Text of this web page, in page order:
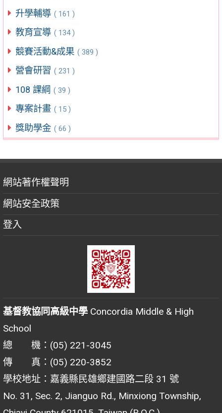
升學輔導 ( 161 )
教育宣導 ( 134 )
競賽活動&成果 ( 389 )
營會研習 ( 231 )
108 課綱 ( 39 )
專案計畫 ( 15 )
獎助學金 ( 66 )
網站著作權聲明
網站安全政策
登入
基督教協同高級中學 Concordia Middle & High
School
總 機：(05) 221-3045
傳 真：(05) 220-3852
學校地址：嘉義縣民雄鄉建國路二段 31 號
No. 31, Sec. 2, Jianguo Rd., Minxiong Township,